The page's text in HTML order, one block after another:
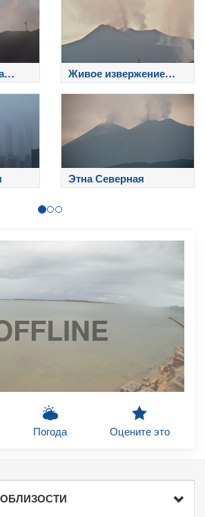
Живое извержение
Этны
Этна Северная
Погода Оцените это